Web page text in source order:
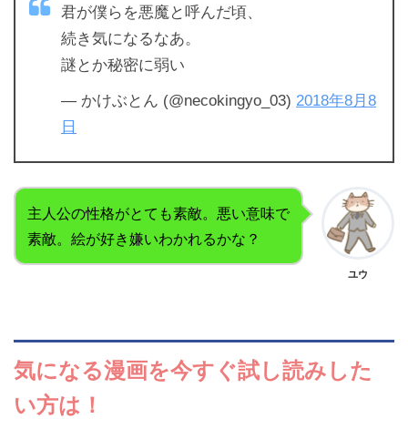
君が僕らを悪魔と呼んだ頃、
続き気になるなあ。
謎とか秘密に弱い
— かけぶとん (@necokingyo_03) 2018年8月8
日
主人公の性格がとても素敵。悪い意味で
素敵。絵が好き嫌いわかれるかな？
ユウ
気になる漫画を今すぐ試し読みした
い方は！